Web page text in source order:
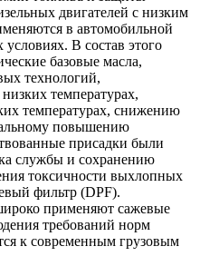
двигателей с низким
в автомобильной
В состав этого
базовые масла,
технологий,
температурах,
температурах, снижению
повышению
присадки были
службы и сохранению
токсичности выхлопных
фильтр (DPF).
применяют сажевые
требований норм
к современным грузовым